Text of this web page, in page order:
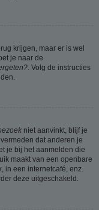
krijgen, maar er is wel
je naar de
. Volg de instructies
niet aanvinkt, blijf je
dat anderen je
je bij het aanmelden die
maakt van een openbare
in een internetcafé, enz.
deze uitgeschakeld.